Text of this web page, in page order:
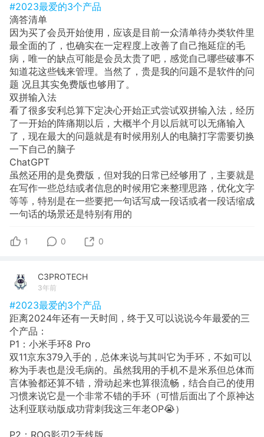
#2023最爱的3个产品
滴答清单
因为买了会员开始使用，应该是目前一众清单待办类软件里
最全面的了，也确实在一定程度上改善了自己拖延症的毛
病，唯一的缺点可能是会员太贵了吧，感觉自己哪些破事不
知道花这些钱来管理。当然了，贵是我的问题不是软件的问
题 况且其实免费版也够用了。
双拼输入法
看了很多安利总算下定决心开始正式尝试双拼输入法，经历
了一开始的阵痛期以后，大概半个月以后就可以无痛输入
了，现在最大的问题就是有时候用别人的电脑打字需要切换
一下自己的脑子
ChatGPT
虽然还用的是免费版，但对我的日常已经够用了，主要就是
在写作一些总结或者信息的时候用它来整理思路，优化文字
等等，特别是在一些要把一句话写成一段话或者一段话缩成
一句话的场景还是特别有用的
1 0 0
C3PROTECH
3年前
#2023最爱的3个产品
距离2024年还有一天时间，终于又可以说说今年最爱的三
个产品：
P1：小米手环8 Pro
双11京东379入手的，总体来说与其叫它为手环，不如可以
称为手表也是没毛病的。虽然我用的手机不是米系但总体而
言体验都还算不错，滑动起来也算很流畅，结合自己的使用
习惯来说它是一个非常不错的手环（可惜后面出了个原神达
达利亚联动版成功背刺我这三年老OP😭）